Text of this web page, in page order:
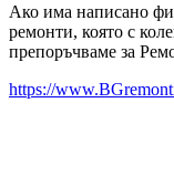
Ако има написано
ремонти, която с
препоръчваме за
https://